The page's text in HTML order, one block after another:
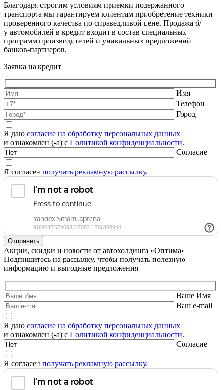
Благодаря строгим условиям приемки подержанного
транспорта мы гарантируем клиентам приобретение техники
проверенного качества по справедливой цене. Продажа б/
у автомобилей в кредит входит в состав специальных
программ производителей и уникальных предложений
банков-партнеров.
Заявка на кредит
Имя
Телефон
Город
Я даю согласие на обработку персональных данных
и ознакомлен (-а) с Политикой конфиденциальности.
Согласие
Я согласен получать рекламную рассылку.
Акции, скидки и новости от автохолдинга «Оптима»
Подпишитесь на рассылку, чтобы получать полезную
информацию и выгодные предложения
Ваше Имя
Ваш e-mail
Я даю согласие на обработку персональных данных
и ознакомлен (-а) с Политикой конфиденциальности.
Согласие
Я согласен получать рекламную рассылку.